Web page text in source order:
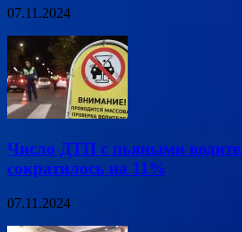
07.11.2024
Число ДТП с пьяными
сократилось на 11%
07.11.2024